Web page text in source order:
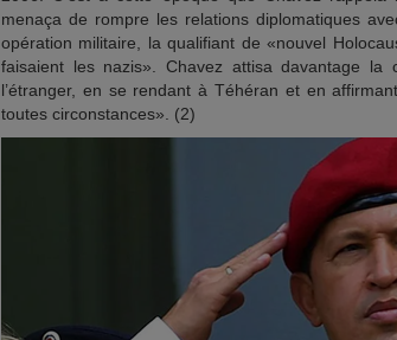
menaça de rompre les relations diplomatiques
opération militaire, la qualifiant de «nouvel
faisaient les nazis». Chavez attisa davantage la
l’étranger, en se rendant à Téhéran et en
toutes circonstances». (2)